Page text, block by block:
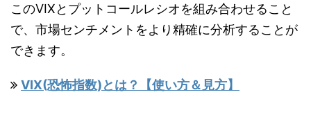
このVIXとプットコールレシオを組み合わせること
で、市場センチメントをより精確に分析することが
できます。
VIX(恐怖指数)とは？【使い方＆見方】